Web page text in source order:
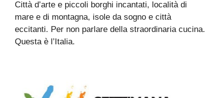
Città d’arte e piccoli borghi incantati, località di
mare e di montagna, isole da sogno e città
eccitanti. Per non parlare della straordinaria cucina.
Questa è l’Italia.